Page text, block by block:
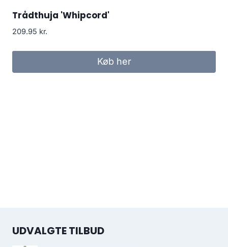
Trådthuja 'Whipcord'
209.95 kr.
Køb her
UDVALGTE TILBUD